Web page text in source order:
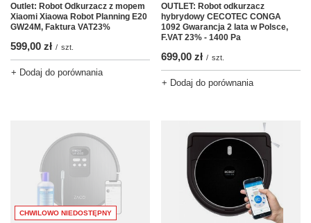
Outlet: Robot Odkurzacz z mopem
Xiaomi Xiaowa Robot Planning E20
GW24M, Faktura VAT23%
599,00 zł / szt.
+ Dodaj do porównania
OUTLET: Robot odkurzacz
hybrydowy CECOTEC CONGA
1092 Gwarancja 2 lata w Polsce,
F.VAT 23% - 1400 Pa
699,00 zł / szt.
+ Dodaj do porównania
CHWILOWO NIEDOSTĘPNY